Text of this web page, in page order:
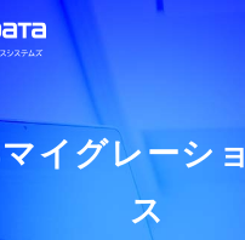
イグレーシ
ス